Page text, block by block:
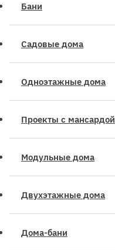
Бани
Садовые дома
Одноэтажные дома
Проекты с мансардой
Модульные дома
Двухэтажные дома
Дома-бани